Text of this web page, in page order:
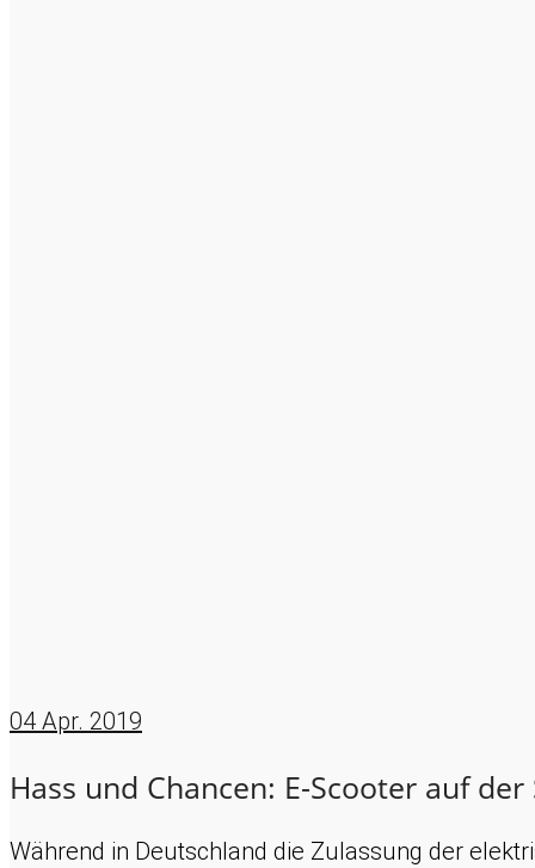
04 Apr. 2019
Hass und Chancen: E-Scooter auf der
Während in Deutschland die Zulassung der